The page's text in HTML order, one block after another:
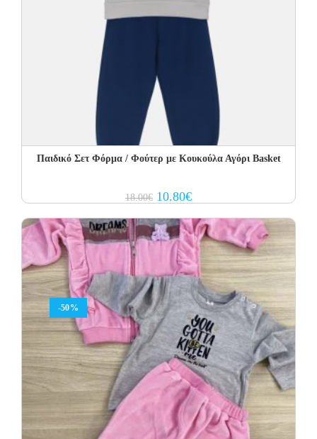
Παιδικό Σετ Φόρμα / Φούτερ με Κουκούλα Αγόρι Basket
18.00€ Original
price
18.00€.
10.80€Current
price
10.80€.
-50%